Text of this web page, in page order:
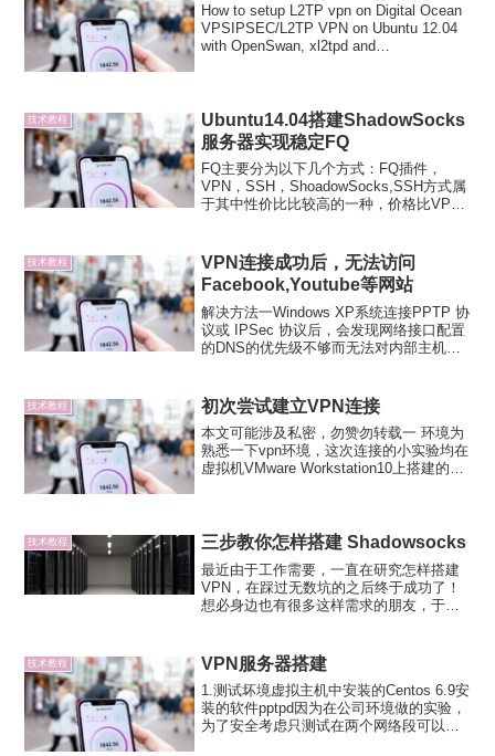
How to setup L2TP vpn on Digital Ocean
VPSIPSEC/L2TP VPN on Ubuntu 12.04
with OpenSwan, xl2tpd and
技术教程
Ubuntu14.04搭建ShadowSocks
服务器实现稳定FQ
FQ主要分为以下几个方式：FQ插件，
VPN，SSH，ShoadowSocks,SSH方式属
于其中性价比比较高的一种，价格比VPN
VPN，坑爹的主，价格贵，经常掉线，山
寨厂商...
技术教程
VPN连接成功后，无法访问
Facebook,Youtube等网站
解决方法一Windows XP系统连接PPTP 协
议或 IPSec 协议后，会发现网络接口配置
的DNS的优先级不够而无法对内部主机进
是国内DNS服务器，就会导致虽...
技术教程 初次尝试建立VPN连接
本文可能涉及私密，勿赞勿转载一 环境为
熟悉一下vpn环境，这次连接的小实验均在
虚拟机VMware Workstation10上搭建的环
技术教程 三步教你怎样搭建 Shadowsocks
最近由于工作需要，一直在研究怎样搭建
VPN，在踩过无数坑的之后终于成功了！
想必身边也有很多这样需求的朋友，于是
本文建议在电脑端打开，方便实操。三步
教你怎样搭建Shado...
技术教程 VPN服务器搭建
1.测试坏境虚拟主机中安装的Centos 6.9安
装的软件pptpd因为在公司环境做的实验，
为了安全考虑只测试在两个网络段可以正